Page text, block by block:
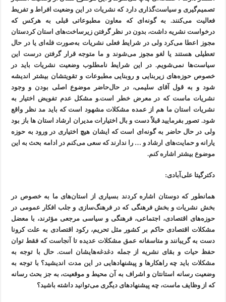
تصمیم‌گیری و سیاست‌گذاری دارد که نشریات در این وضعیت افراط و تفریط
فعالیت می‌کنند. به گونه‌ای که معاون مطبوعاتی قبلی به هرکس که
درخواست نشریه داشت، بدون در نظر گرفتن زیرساخت‌های استان کردستان
مجوز اعطا می‌کرد ولی در شرایط فعلی نشریات به‌صورت فله‌ای یا در حال
تعطیلی هستند یا لغو مجوز می‌شوند و ما متوجه قرار گرفتن درست این
سیاست‌ها نمی‌شویم. در این شرایط نامطلوب وضعیت نشریات باید در
خصوص حوزه‌های زیربنایی و روبنایی مطبوعات و تقویتشان بیشتر اندیشه
شود و به قول آقای سلیمی، در حال‌حاضر موضوع اصلی بودن و وجود
نشریات ماست که در معرض خطر است.و مشکل عدم تفویض اختیار به
نشریات استان ما هم از عمده مشکلات مشهود است که باید مد نظر واقع
شود. تصور بفرمایید قبلاً دست و بال اختیارات مدیران ارشاد استان ‌ها باز بود
ولی در حال حاضر به گونه‌ای است که ایشان هیچ اختیاری در ورود به حوزه
یارانه و حمایت‌های ارشاد و … را ندارند که سعی می‌کنم در ادامه بحث به این
موضوع بیشتر اشاره کنم.
دکترگیتا علی‌آبادی:
همانطور که دوستان اشاره کردند بسیاری از استان‌های ما به ‌خصوص در
بخش نشریات و بخش فرهنگی که در فرهنگ‌سازی و جلب افکار عمومی در
حوزه‌های اقتصادی، اجتماعی، فرهنگی و سیاسی مرجعی مؤثرند، با معضل
مشکلات اقتصادی حاکم بر کشور مثل تحریم، رکود اقتصادی به علت کرونا
دست به گریبانند و متاسفانه عمق مشکلات عدیده تا آنجاست که فقط توان
حفظ حیات و بقای نشریه از جمله دغدغه‌هایشان است. حال با توجه به
مشکلات باید چه راهکارها و پیشنهادهایی در این مدت اندیشید؟ با توجه به
وضعیت رسانه استانتان و اشراف به آن محیط و موقعیت، به جز بحث رسانه
که از وظایف ماست، چه پیشنهادهای دیگری می‌توانید داشته باشید؟